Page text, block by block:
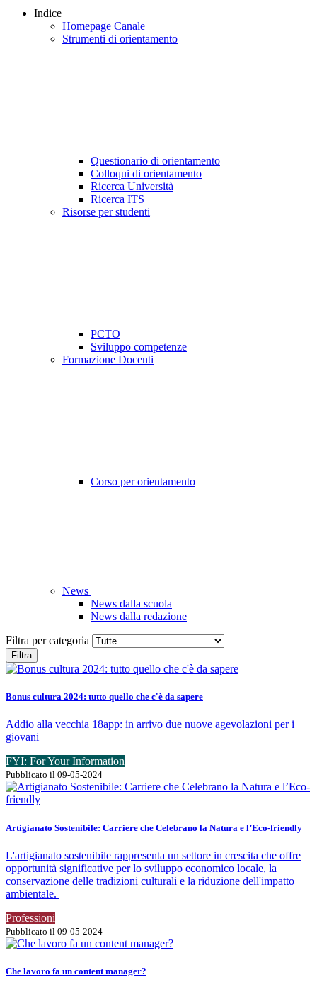
Indice
Homepage Canale
Strumenti di orientamento
Questionario di orientamento
Colloqui di orientamento
Ricerca Università
Ricerca ITS
Risorse per studenti
PCTO
Sviluppo competenze
Formazione Docenti
Corso per orientamento
News
News dalla scuola
News dalla redazione
Filtra per categoria
Filtra
Bonus cultura 2024: tutto quello che c'è da sapere
Addio alla vecchia 18app: in arrivo due nuove agevolazioni per i
giovani
FYI: For Your Information
Pubblicato il 09-05-2024
Artigianato Sostenibile: Carriere che Celebrano la Natura e l’Eco-friendly
L'artigianato sostenibile rappresenta un settore in crescita che offre
opportunità significative per lo sviluppo economico locale, la
conservazione delle tradizioni culturali e la riduzione dell'impatto
ambientale.
Professioni
Pubblicato il 09-05-2024
Che lavoro fa un content manager?